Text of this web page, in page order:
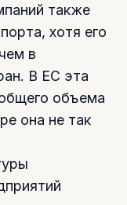
также
хотя его
в
В ЕС эта
объема
она не так